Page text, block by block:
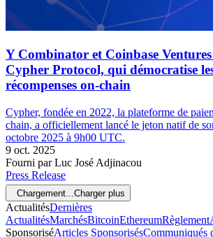
Y Combinator et Coinbase
Cypher Protocol, qui démocratise
récompenses on-chain
Cypher, fondée en 2022, la plateforme de
chain, a officiellement lancé le jeton natif de
octobre 2025 à 9h00 UTC.
9 oct. 2025
Fourni par Luc José Adjinacou
Press Release
Chargement... Charger plus
ActualitésDernières
ActualitésMarchésBitcoinEthereumRèglement
SponsoriséArticles SponsorisésCommuniqués